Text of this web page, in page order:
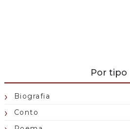
Por tipo
Biografia
Conto